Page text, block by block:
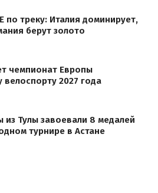
по треку: Италия доминирует,
берут золото
чемпионат Европы
велоспорту 2027 года
Тулы завоевали 8 медалей
турнире в Астане